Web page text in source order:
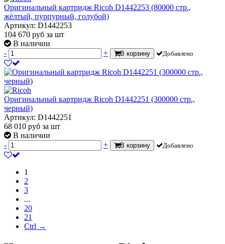
Оригинальный картридж Ricoh D1442253 (80000 стр.,
жёлтый, пурпурный, голубой)
Артикул: D1442253
104 670 руб за шт
В наличии
-
+ В корзину Добавлено
Оригинальный картридж Ricoh D1442251 (300000 стр.,
черный)
Артикул: D1442251
68 010 руб за шт
В наличии
-
+ В корзину Добавлено
1
2
3
...
20
21
Ctrl →